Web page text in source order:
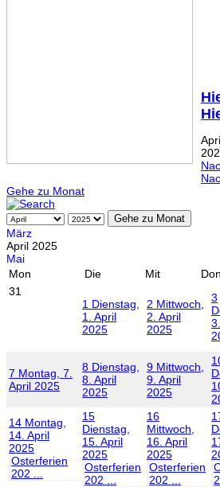
Gehe zu Monat
Gehe zu Monat
März
April 2025
Mai
Mon
Die Mit Don
31
1 Dienstag,
1. April
2025
2 Mittwoch,
2. April
2025
3
7 Montag, 7.
April 2025
8 Dienstag,
8. April
2025
9 Mittwoch,
9. April
2025
14 Montag,
14. April
2025
Osterferien
202 ...
15
Dienstag,
15. April
2025
Osterferien
202 ...
16
Mittwoch,
16. April
2025
Osterferien
202 ...